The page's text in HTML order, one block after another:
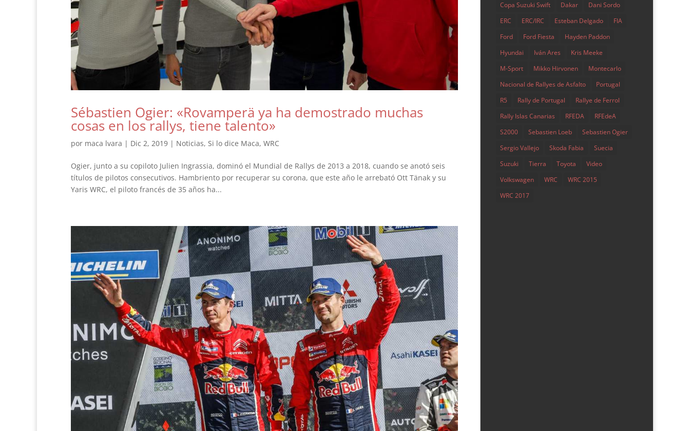
Sébastien Ogier: «Rovamperä ya ha demostrado muchas
cosas en los rallys, tiene talento»
por maca lvara | Dic 2, 2019 | Noticias, Si lo dice Maca, WRC
Ogier, junto a su copiloto Julien Ingrassia, dominó el Mundial de Rallys de 2013 a 2018, cuando se anotó seis
títulos de pilotos consecutivos. Hambriento por recuperar su corona, que este año le arrebató Ott Tänak y su
Yaris WRC, el piloto francés de 35 años ha...
Copa Suzuki Swift
Dakar
Dani Sordo
ERC
ERC/IRC Esteban Delgado
FIA
Ford
Ford Fiesta
Hayden Paddon
Hyundai
Iván Ares
Kris Meeke
M-Sport
Mikko Hirvonen
Montecarlo
Nacional de Rallyes de Asfalto
Portugal
R5
Rally de Portugal
Rallye de Ferrol
Rally Islas Canarias
RFEDA
RFEdeA
S2000
Sebastien Loeb
Sebastien Ogier
Sergio Vallejo
Skoda Fabia
Suecia
Suzuki
Tierra Toyota
Video
Volkswagen
WRC
WRC 2015
WRC 2017